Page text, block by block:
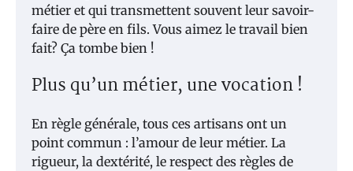
métier et qui transmettent souvent leur savoir-
faire de père en fils. Vous aimez le travail bien
fait? Ça tombe bien !
Plus qu’un métier, une vocation !
En règle générale, tous ces artisans ont un
point commun : l’amour de leur métier. La
rigueur, la dextérité, le respect des règles de